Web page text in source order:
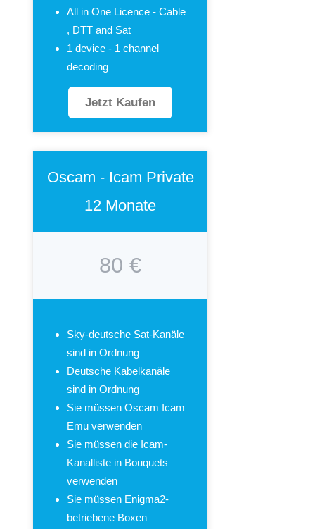
All in One Licence - Cable
, DTT and Sat
1 device - 1 channel
decoding
Jetzt Kaufen
Oscam - Icam Private
12 Monate
80 €
Sky-deutsche Sat-Kanäle
sind in Ordnung
Deutsche Kabelkanäle
sind in Ordnung
Sie müssen Oscam Icam
Emu verwenden
Sie müssen die Icam-
Kanalliste in Bouquets
verwenden
Sie müssen Enigma2-
betriebene Boxen